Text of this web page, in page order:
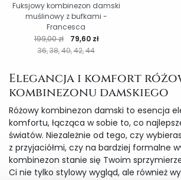
36 38 40 42 44
Cena regularna
199,00 zł Cena
79,60 zł
Fuksjowy kombinezon damski
muślinowy z bufkami -
Francesca
Elegancja i komfort
kombinezonu damskiego
Różowy kombinezon damski to esencja
komfortu, łącząca w sobie to, co
światów. Niezależnie od tego, czy
z przyjaciółmi, czy na bardziej formalne
kombinezon stanie się Twoim
Ci nie tylko stylowy wygląd, ale również